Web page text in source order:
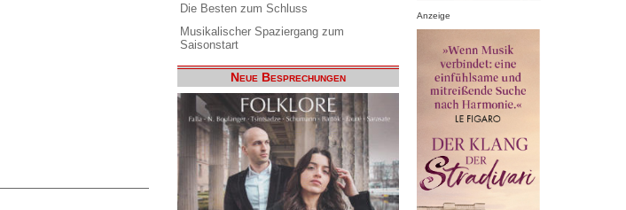
Die Besten zum Schluss
Musikalischer Spaziergang zum
Saisonstart
Neue Besprechungen
Anzeige